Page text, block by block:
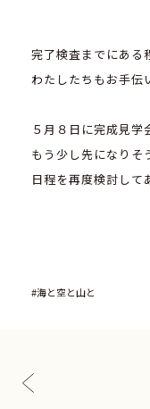
完了検査までにある
わたしたちもお手伝
５月８日に完成見学
もう少し先になりそ
日程を再度検討して
#海と空と山と